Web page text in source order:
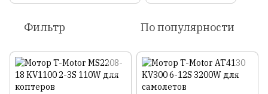
Фильтр По популярности